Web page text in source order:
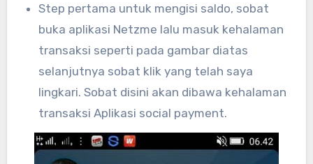
Step pertama untuk mengisi saldo, sobat
buka aplikasi Netzme lalu masuk kehalaman
transaksi seperti pada gambar diatas
selanjutnya sobat klik yang telah saya
lingkari. Sobat disini akan dibawa kehalaman
transaksi Aplikasi social payment.